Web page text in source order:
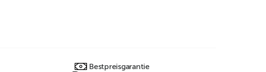
Bestpreisgarantie